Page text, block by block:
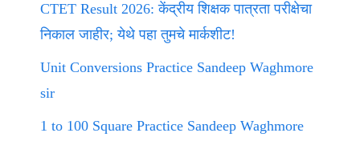
CTET Result 2026: केंद्रीय शिक्षक पात्रता परीक्षेचा
निकाल जाहीर; येथे पहा तुमचे मार्कशीट!
Unit Conversions Practice Sandeep Waghmore
sir
1 to 100 Square Practice Sandeep Waghmore